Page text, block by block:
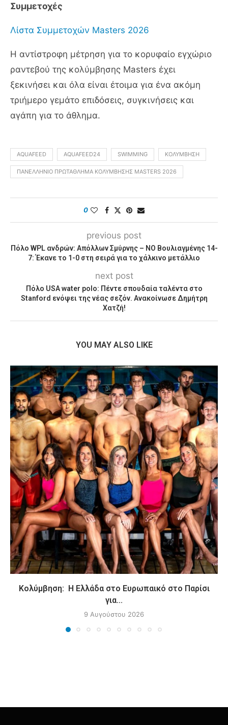
Συμμετοχές
Λίστα Συμμετοχών Masters 2026
Η αντίστροφη μέτρηση για το κορυφαίο εγχώριο
ραντεβού της κολύμβησης Masters έχει
ξεκινήσει και όλα είναι έτοιμα για ένα ακόμη
τριήμερο γεμάτο επιδόσεις, συγκινήσεις και
αγάπη για το άθλημα.
AQUAFEED AQUAFEED24 SWIMMING ΚΟΛΎΜΒΗΣΗ
ΠΑΝΕΛΛΉΝΙΟ ΠΡΩΤΆΘΛΗΜΑ ΚΟΛΎΜΒΗΣΗΣ MASTERS 2026
0
previous post
Πόλο WPL ανδρών: Απόλλων Σμύρνης – ΝΟ Βουλιαγμένης 14-
7: Έκανε το 1-0 στη σειρά για το χάλκινο μετάλλιο
next post
Πόλο USA water polo: Πέντε σπουδαία ταλέντα στο
Stanford ενόψει της νέας σεζόν. Ανακοίνωσε Δημήτρη
Χατζή!
YOU MAY ALSO LIKE
Κολύμβηση: Η Ελλάδα στο Ευρωπαικό στο Παρίσι
για...
9 Αυγούστου 2026